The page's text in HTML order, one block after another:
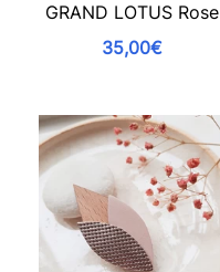
GRAND LOTUS Rose
35,00€